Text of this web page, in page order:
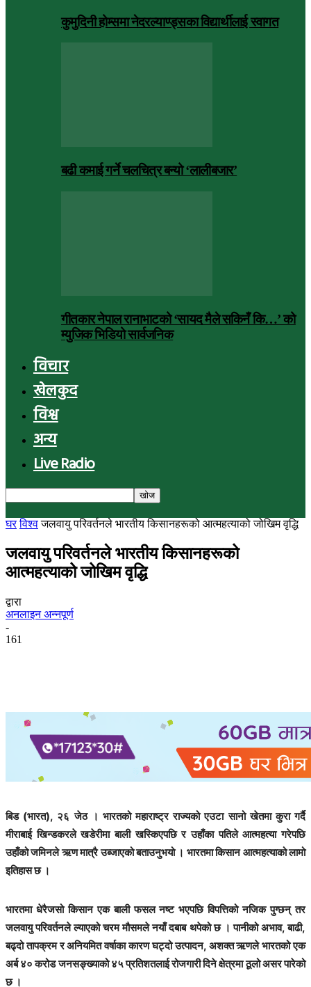
कुमुदिनी होम्समा नेदरल्याण्ड्सका विद्यार्थीलाई स्वागत
बढी कमाई गर्ने चलचित्र बन्यो ‘लालीबजार’
गीतकार नेपाल रानाभाटको ‘सायद मैले सकिनँ कि…’ को
म्युजिक भिडियो सार्वजनिक
विचार
खेलकुद
विश्व
अन्य
Live Radio
घर विश्व जलवायु परिवर्तनले भारतीय किसानहरूको आत्महत्याको जोखिम वृद्धि
जलवायु परिवर्तनले भारतीय किसानहरूको
आत्महत्याको जोखिम वृद्धि
द्वारा
अनलाइन अन्नपूर्ण
-
161
बिड (भारत), २६ जेठ । भारतको महाराष्ट्र राज्यको एउटा सानो खेतमा कुरा गर्दै
मीराबाई खिन्डकरले खडेरीमा बाली खस्किएपछि र उहाँका पतिले आत्महत्या गरेपछि
उहाँको जमिनले ऋण मात्रै उब्जाएको बताउनुभयो । भारतमा किसान आत्महत्याको लामो
इतिहास छ ।
भारतमा धेरैजसो किसान एक बाली फसल नष्ट भएपछि विपत्तिको नजिक पुग्छन् तर
जलवायु परिवर्तनले ल्याएको चरम मौसमले नयाँ दबाब थपेको छ । पानीको अभाव, बाढी,
बढ्दो तापक्रम र अनियमित वर्षाका कारण घट्दो उत्पादन, अशक्त ऋणले भारतको एक
अर्ब ४० करोड जनसङ्ख्याको ४५ प्रतिशतलाई रोजगारी दिने क्षेत्रमा ठूलो असर पारेको
छ ।